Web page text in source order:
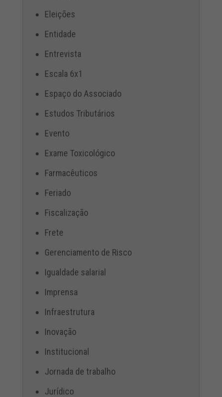
Eleições
Entidade
Entrevista
Escala 6x1
Espaço do Associado
Estudos Tributários
Evento
Exame Toxicológico
Farmacêuticos
Feriado
Fiscalização
Frete
Gerenciamento de Risco
Igualdade salarial
Imprensa
Infraestrutura
Inovação
Institucional
Jornada de trabalho
Jurídico